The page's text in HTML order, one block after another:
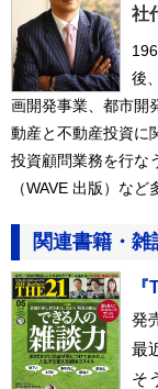
社
後
画開発事業、都市開
動産と不動産投資に
投資顧問業務を行な
（WAVE 出版）など
関連書籍・雑
発
最
そ